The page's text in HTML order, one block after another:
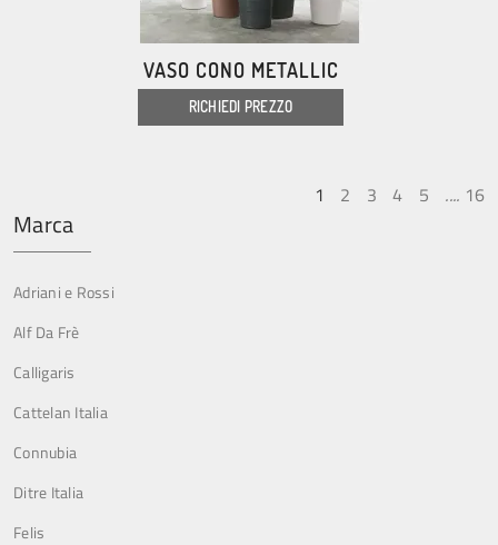
VASO CONO METALLIC
RICHIEDI PREZZO
1 2 3 4 5 .... 16
Marca
Adriani e Rossi
Alf Da Frè
Calligaris
Cattelan Italia
Connubia
Ditre Italia
Felis